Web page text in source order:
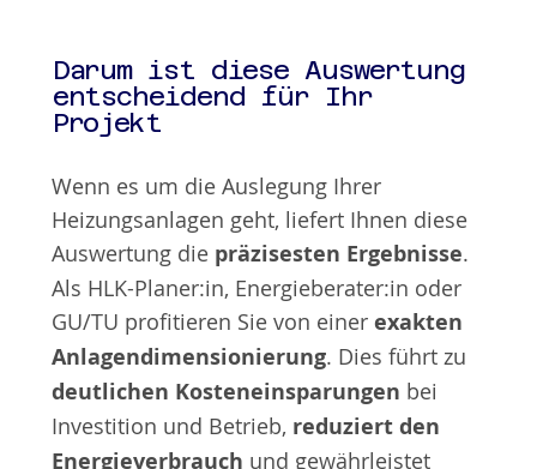
Darum ist diese Auswertung
entscheidend für Ihr
Projekt
Wenn es um die Auslegung Ihrer
Heizungsanlagen geht, liefert Ihnen diese
Auswertung die präzisesten Ergebnisse.
Als HLK-Planer:in, Energieberater:in oder
GU/TU profitieren Sie von einerexakten
Anlagendimensionierung. Dies führt zu
deutlichen Kosteneinsparungen bei
Investition und Betrieb, reduziert den
Energieverbrauch und gewährleistet